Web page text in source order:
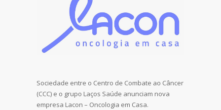
Sociedade entre o Centro de Combate ao Câncer
(CCC) e o grupo Laços Saúde anunciam nova
empresa Lacon – Oncologia em Casa.